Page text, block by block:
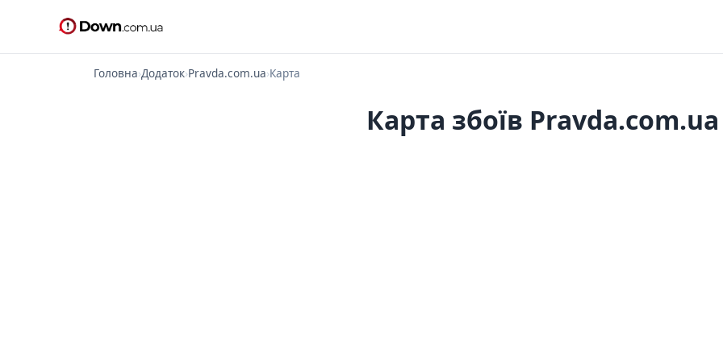
Головна›Додаток›Pravda.com.ua›Карта
Карта збоїв Pravda.com.ua